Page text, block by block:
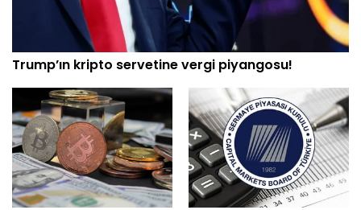
Trump’ın kripto servetine vergi piyangosu!